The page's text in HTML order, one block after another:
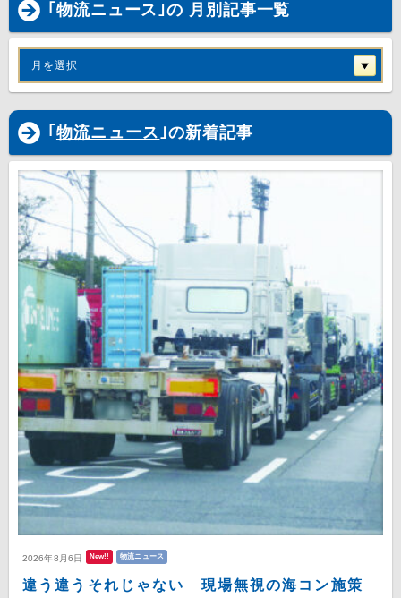
｢物流ニュース｣の 月別記事一覧
月を選択
｢ 物流ニュース｣の新着記事
2026年8月6日 New!! 物流ニュース
違う違うそれじゃない 現場無視の海コン施策